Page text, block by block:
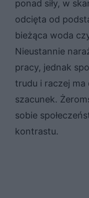
ponad siły, w
odcięta od
bieżąca woda
Nieustannie
pracy, jednak
trudu i raczej
szacunek.
sobie
kontrastu.